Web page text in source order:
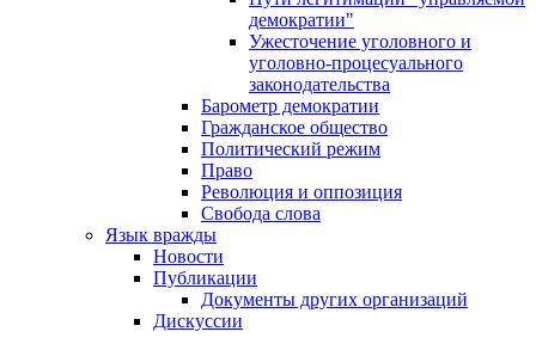
демократии"
Ужесточение уголовного и
уголовно-процесуального
законодательства
Барометр демократии
Гражданское общество
Политический режим
Право
Революция и оппозиция
Свобода слова
Язык вражды
Новости
Публикации
Документы других организаций
Дискуссии